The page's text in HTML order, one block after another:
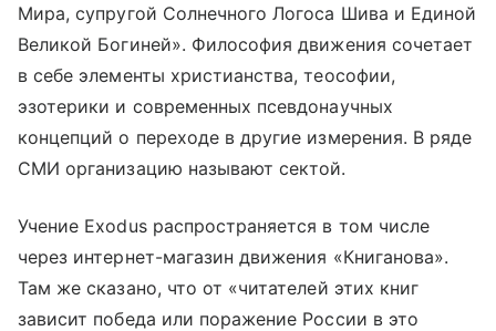
Мира, супругой Солнечного Логоса Шива и Единой
Великой Богиней». Философия движения сочетает
в себе элементы христианства, теософии,
эзотерики и современных псевдонаучных
концепций о переходе в другие измерения. В ряде
СМИ организацию называют сектой.
Учение Еxodus распространяется в том числе
через интернет-магазин движения «Книганова».
Там же сказано, что от «читателей этих книг
зависит победа или поражение России в это